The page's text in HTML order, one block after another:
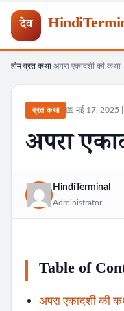
देव
Skip
content
होम› व्रत कथा अपरा एकादशी की कथा
व्रत कथा 📅 मई 17, 2025 |
अपरा
HindiTerminal
Administrator
Table of
अपरा एकादशी की